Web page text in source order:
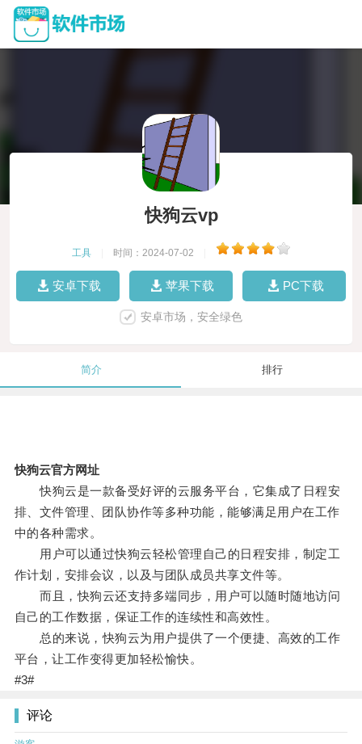
快狗云vp
工具 时间：2024-07-02
安卓下载 苹果下载 PC下载
安卓市场，安全绿色
简介 排行
快狗云官方网址
快狗云是一款备受好评的云服务平台，它集成了日程安
排、文件管理、团队协作等多种功能，能够满足用户在工作
中的各种需求。
用户可以通过快狗云轻松管理自己的日程安排，制定工
作计划，安排会议，以及与团队成员共享文件等。
而且，快狗云还支持多端同步，用户可以随时随地访问
自己的工作数据，保证工作的连续性和高效性。
总的来说，快狗云为用户提供了一个便捷、高效的工作
平台，让工作变得更加轻松愉快。
#3#
评论